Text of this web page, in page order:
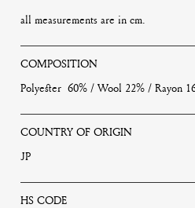
all measurements are in cm.
COMPOSITION
Polyester 60% / Wool 22% / Rayon
COUNTRY OF ORIGIN
JP
HS CODE